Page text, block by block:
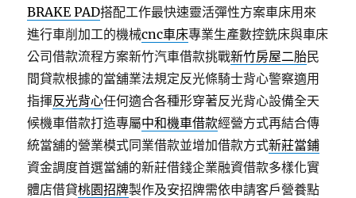
BRAKE PAD搭配工作最快速靈活彈性方案車床用來
進行車削加工的機械cnc車床專業生產數控銑床與車床
公司借款流程方案新竹汽車借款挑戰新竹房屋二胎民
間貸款根據的當舖業法規定反光條騎士背心警察適用
指揮反光背心任何適合各種形穿著反光背心設備全天
候機車借款打造專屬中和機車借款經營方式再結合傳
統當舖的營業模式同業借款並增加借款方式新莊當鋪
資金調度首選當舖的新莊借錢企業融資借款多樣化實
體店借貸桃園招牌製作及安招牌需依申請客戶營養點